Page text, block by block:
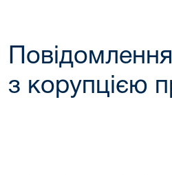
з корупцією